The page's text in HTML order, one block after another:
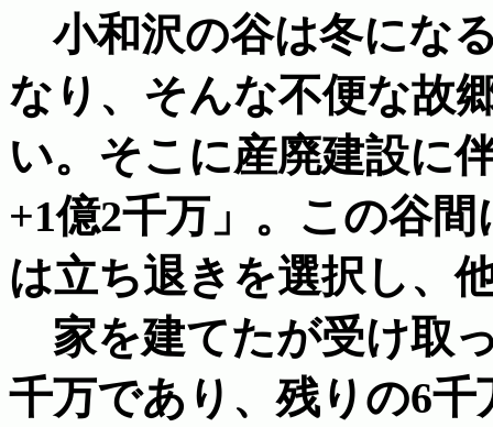
小和沢の谷は冬にな
なり、そんな不便な故
い。そこに産廃建設に
+1億2千万」。この谷
は立ち退きを選択し、
家を建てたが受け取
千万であり、残りの6